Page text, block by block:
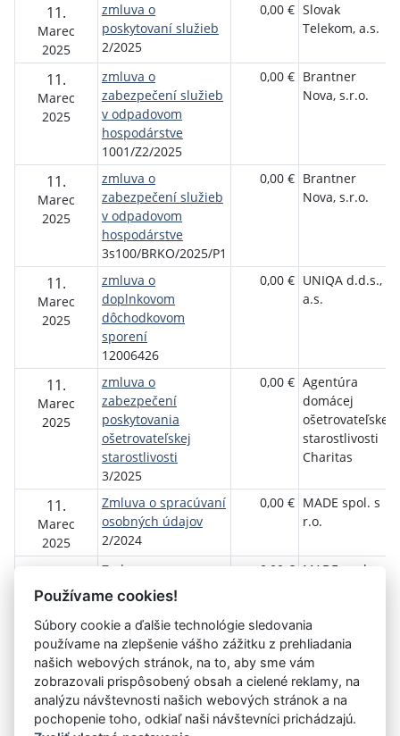
11.
Marec
2025
zmluva o
poskytovaní služieb
2/2025
0,00 € Slovak
Telekom, a.s.
11.
Marec
2025
zmluva o
zabezpečení služieb
v odpadovom
hospodárstve
1001/Z2/2025
0,00 € Brantner
Nova, s.r.o.
11.
Marec
2025
zmluva o
zabezpečení služieb
v odpadovom
hospodárstve
3s100/BRKO/2025/P1
0,00 € Brantner
Nova, s.r.o.
11.
Marec
2025
zmluva o
doplnkovom
dôchodkovom
sporení
12006426
0,00 € UNIQA d.d.s.,
a.s.
11.
Marec
2025
zmluva o
zabezpečení
poskytovania
ošetrovateľskej
starostlivosti
3/2025
0,00 € Agentúra
domácej
ošetrovateľskej
starostlivosti
Charitas
11.
Marec
2025
Zmluva o spracúvaní
osobných údajov
2/2024
0,00 € MADE spol. s
r.o.
Marec
Zmluva o
elektronickom
zasielaní faktúr
3/2024
0,00 € MADE spol. s
« 1 2 Aktuálna
stránka
Používame cookies!
Súbory cookie a ďalšie technológie sledovania
používame na zlepšenie vášho zážitku z prehliadania
našich webových stránok, na to, aby sme vám
zobrazovali prispôsobený obsah a cielené reklamy, na
analýzu návštevnosti našich webových stránok a na
pochopenie toho, odkiaľ naši návštevníci prichádzajú.